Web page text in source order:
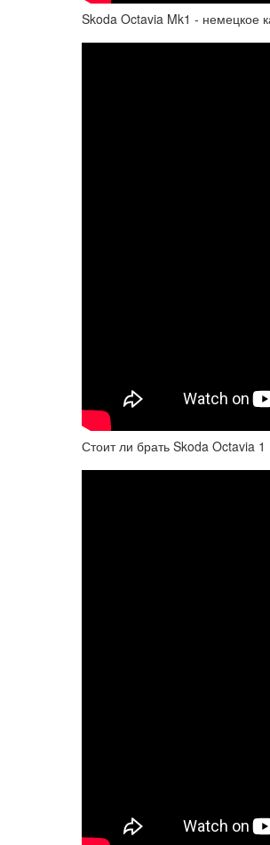
Skoda Octavia Mk1 - немецкое
Стоит ли брать Skoda Octavia